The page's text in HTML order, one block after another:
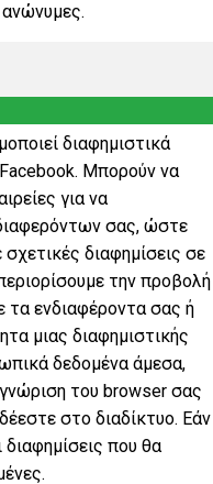
διαφημιστικά
Μπορούν να
για να
σας, ώστε
διαφημίσεις σε
την προβολή
τα ενδιαφέροντα σας ή
μιας διαφημιστικής
δεδομένα άμεσα,
του browser σας
στο διαδίκτυο. Εάν
που θα